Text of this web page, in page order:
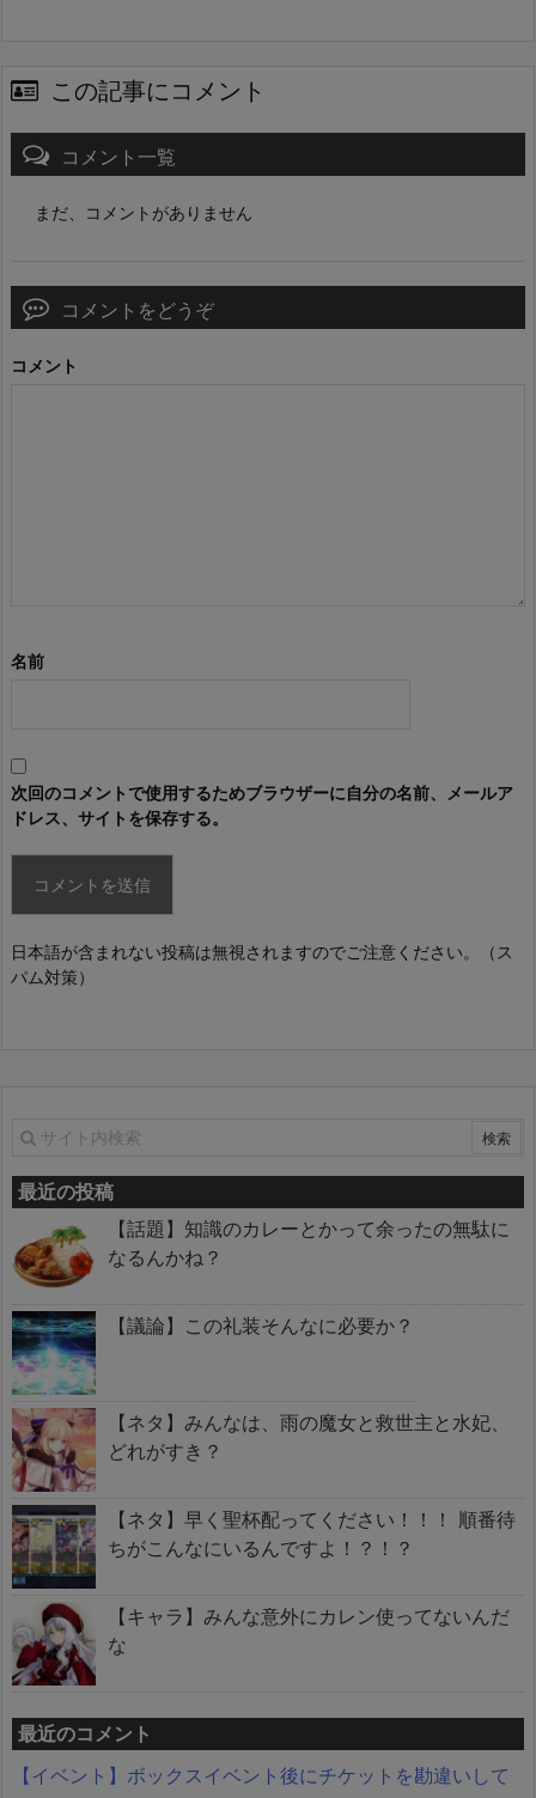
この記事にコメント
コメント一覧
まだ、コメントがありません
コメントをどうぞ
コメント
名前
次回のコメントで使用するためブラウザーに自分の名前、メールア
ドレス、サイトを保存する。
日本語が含まれない投稿は無視されますのでご注意ください。（ス
パム対策）
最近の投稿
【話題】知識のカレーとかって余ったの無駄に
なるんかね？
【議論】この礼装そんなに必要か？
【ネタ】みんなは、雨の魔女と救世主と水妃、
どれがすき？
【ネタ】早く聖杯配ってください！！！ 順番待
ちがこんなにいるんですよ！？！？
【キャラ】みんな意外にカレン使ってないんだ
な
最近のコメント
【イベント】ボックスイベント後にチケットを勘違いして